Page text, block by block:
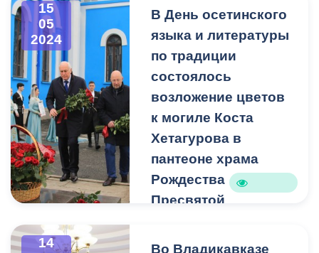
15
05
2024
В День осетинского
языка и литературы
по традиции
состоялось
возложение цветов
к могиле Коста
Хетагурова в
пантеоне храма
Рождества
Пресвятой
(Осетинской
14
Во Владикавказе